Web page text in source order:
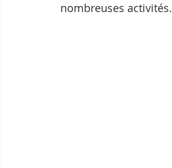
nombreuses activités.